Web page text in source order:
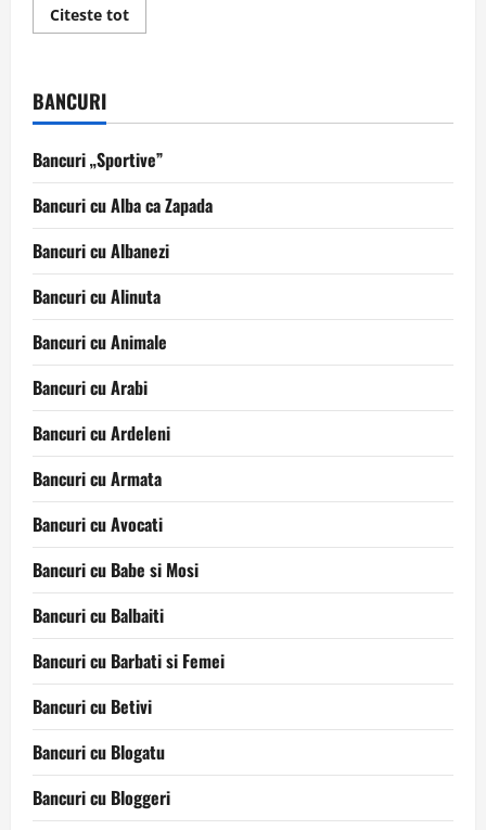
Citeste totRead
more
de
pentru
iPhone
BANCURI
Bancuri „Sportive”
Bancuri cu Alba ca Zapada
Bancuri cu Albanezi
Bancuri cu Alinuta
Bancuri cu Animale
Bancuri cu Arabi
Bancuri cu Ardeleni
Bancuri cu Armata
Bancuri cu Avocati
Bancuri cu Babe si Mosi
Bancuri cu Balbaiti
Bancuri cu Barbati si Femei
Bancuri cu Betivi
Bancuri cu Blogatu
Bancuri cu Bloggeri